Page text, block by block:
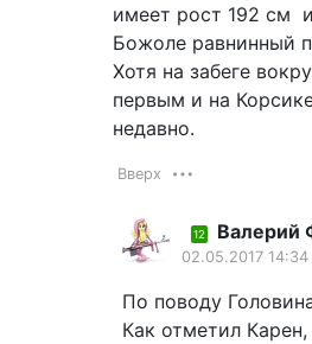
имеет рост 192 см
Божоле равнинный
Хотя на забеге
первым и на
недавно.
Вверх
12 Валерий
02.05.2017 14:34
По поводу
Как отметил Карен,